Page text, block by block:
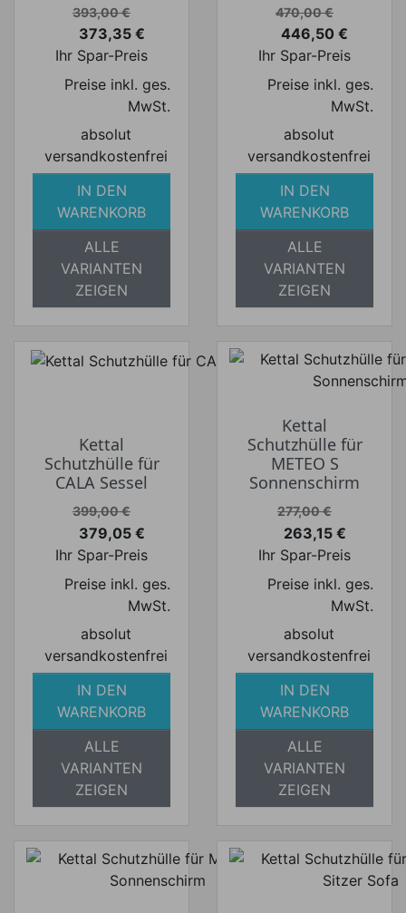
Verkaufspreis
393,00 €
Preis
373,35 €
Ihr Spar-Preis
Preise inkl. ges.
MwSt.
absolut
versandkostenfrei
IN DEN
WARENKORB
ALLE
VARIANTEN
ZEIGEN
Verkaufspreis
470,00 €
Preis
446,50 €
Ihr Spar-Preis
Preise inkl. ges.
MwSt.
absolut
versandkostenfrei
IN DEN
WARENKORB
ALLE
VARIANTEN
ZEIGEN
Kettal
Schutzhülle für
CALA Sessel
Verkaufspreis
399,00 €
Preis
379,05 €
Ihr Spar-Preis
Preise inkl. ges.
MwSt.
absolut
versandkostenfrei
IN DEN
WARENKORB
ALLE
VARIANTEN
ZEIGEN
Kettal
Schutzhülle für
METEO S
Sonnenschirm
Verkaufspreis
277,00 €
Preis
263,15 €
Ihr Spar-Preis
Preise inkl. ges.
MwSt.
absolut
versandkostenfrei
IN DEN
WARENKORB
ALLE
VARIANTEN
ZEIGEN